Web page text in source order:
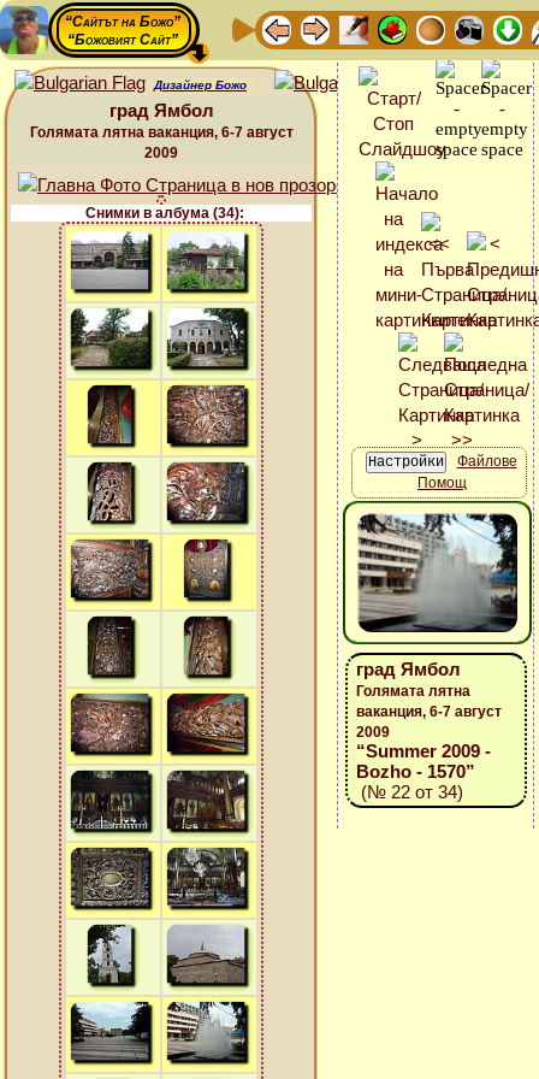
“Сайтът на Божо”
“Божовият Сайт”
Дизайнер Божо
град Ямбол
Голямата лятна ваканция, 6-7 август
2009
Снимки в албума (34):
Файлове
Помощ
град Ямбол
Голямата лятна
ваканция, 6-7 август
2009
“Summer 2009 -
Bozho - 1570”
(№ 22 от 34)